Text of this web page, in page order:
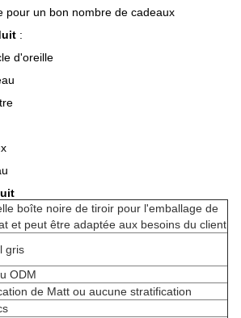
pour un bon nombre de cadeaux
:
d'oreille
boîte noire de tiroir pour l'emballage de
et peut être adaptée aux besoins du client
gris
ODM
de Matt ou aucune stratification